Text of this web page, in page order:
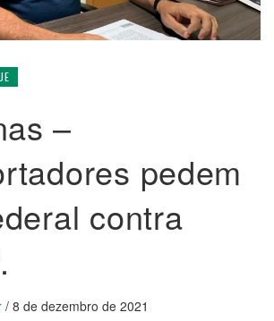
–
pedem
contra
/ 8 de dezembro de 2021